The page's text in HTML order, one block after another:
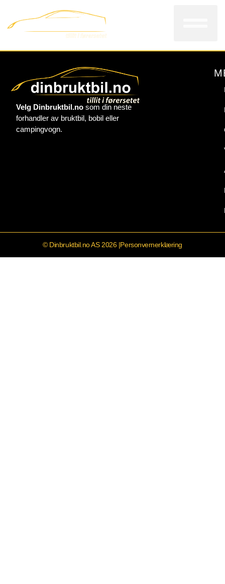
Velg Dinbruktbil.nosom din neste
forhandler av bruktbil, bobil eller
campingvogn.
© Dinbruktbil.no AS 2026 |Personvernerklæring